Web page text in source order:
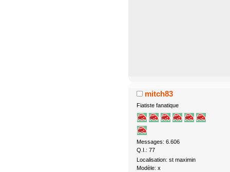
mitch83
Fiatiste fanatique
Messages: 6.606
Q.I.: 77
Localisation: st maximin
Modèle: x